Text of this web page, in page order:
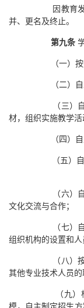
因教育发展
并、更名及终
第九条
（一）按
（二）自主
（三）自主
材，组织实施教
（四）自
（五）自主
（六）自主
文化交流与合
（七）自主
组织机构的设置
（八）按照
其他专业技术人
（九）根据